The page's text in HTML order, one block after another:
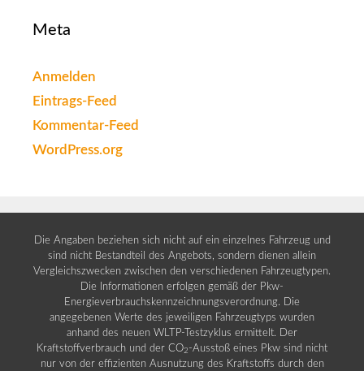
Meta
Anmelden
Eintrags-Feed
Kommentar-Feed
WordPress.org
Die Angaben beziehen sich nicht auf ein einzelnes Fahrzeug und
sind nicht Bestandteil des Angebots, sondern dienen allein
Vergleichszwecken zwischen den verschiedenen Fahrzeugtypen.
Die Informationen erfolgen gemäß der Pkw-
Energieverbrauchskennzeichnungsverordnung. Die
angegebenen Werte des jeweiligen Fahrzeugtyps wurden
anhand des neuen WLTP-Testzyklus ermittelt. Der
Kraftstoffverbrauch und der CO2 -Ausstoß eines Pkw sind nicht
nur von der effizienten Ausnutzung des Kraftstoffs durch den